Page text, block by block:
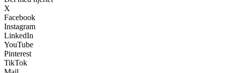
X
Facebook
Instagram
LinkedIn
YouTube
Pinterest
TikTok